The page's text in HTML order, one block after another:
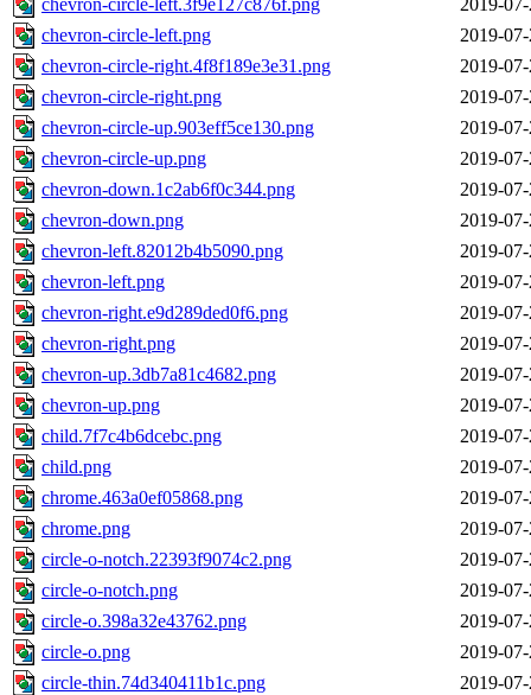
chevron-circle-left.3f9e127c876f.png
2019-
chevron-circle-left.png
2019-
chevron-circle-right.4f8f189e3e31.png
2019-
chevron-circle-right.png
2019-
chevron-circle-up.903eff5ce130.png
2019-
chevron-circle-up.png
2019-
chevron-down.1c2ab6f0c344.png
2019-
chevron-down.png
2019-
chevron-left.82012b4b5090.png
2019-
chevron-left.png
2019-
chevron-right.e9d289ded0f6.png
2019-
chevron-right.png
2019-
chevron-up.3db7a81c4682.png
2019-
chevron-up.png
2019-
child.7f7c4b6dcebc.png
2019-
child.png
2019-
chrome.463a0ef05868.png
2019-
chrome.png
2019-
circle-o-notch.22393f9074c2.png
2019-
circle-o-notch.png
2019-
circle-o.398a32e43762.png
2019-
circle-o.png
2019-
circle-thin.74d340411b1c.png
2019-